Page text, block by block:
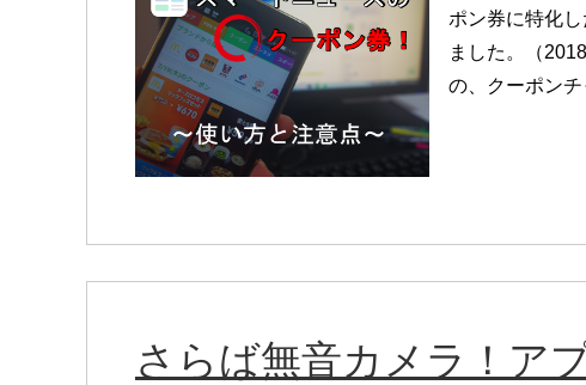
ポン券に特化
ました。（
の、クーポン
さらば無音カメラ！ア